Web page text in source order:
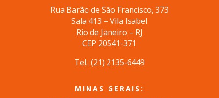
Rua Barão de São Francisco, 373
Sala 413 – Vila Isabel
Rio de Janeiro – RJ
CEP 20541-371
Tel.: (21) 2135-6449
MINAS GERAIS: